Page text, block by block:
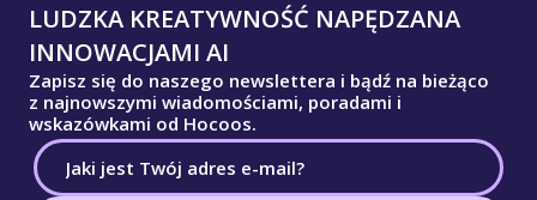
LUDZKA KREATYWNOŚĆ NAPĘDZANA
INNOWACJAMI AI
Zapisz się do naszego newslettera i bądź na bieżąco
z najnowszymi wiadomościami, poradami i
wskazówkami od Hocoos.